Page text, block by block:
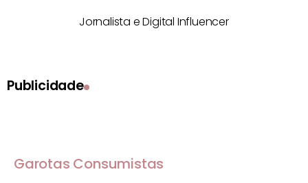
Jornalista e Digital Influencer
Publicidade
Garotas Consumistas